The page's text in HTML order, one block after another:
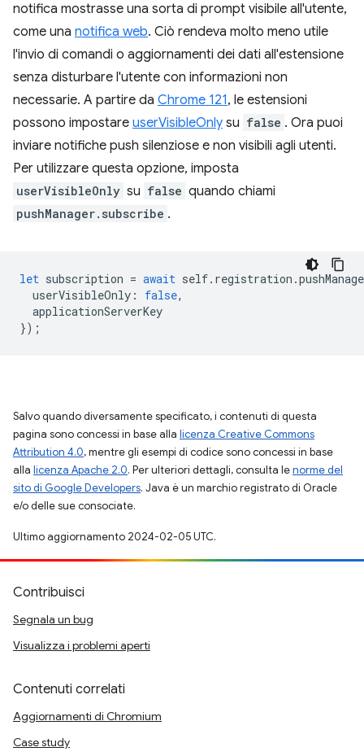
notifica mostrasse una sorta di prompt visibile all'utente,
come una notifica web. Ciò rendeva molto meno utile
l'invio di comandi o aggiornamenti dei dati all'estensione
senza disturbare l'utente con informazioni non
necessarie. A partire da Chrome 121, le estensioni
possono impostare userVisibleOnly su false . Ora puoi
inviare notifiche push silenziose e non visibili agli utenti.
Per utilizzare questa opzione, imposta
userVisibleOnly su false quando chiami
pushManager.subscribe .
let subscription = await self. registration .
userVisibleOnly : false,
applicationServerKey
});
Salvo quando diversamente specificato, i contenuti di questa
pagina sono concessi in base alla licenza Creative Commons
Attribution 4.0, mentre gli esempi di codice sono concessi in base
alla licenza Apache 2.0. Per ulteriori dettagli, consulta lenorme del
sito di Google Developers. Java è un marchio registrato di Oracle
e/o delle sue consociate.
Ultimo aggiornamento 2024-02-05 UTC.
Contribuisci
Segnala un bug
Visualizza i problemi aperti
Contenuti correlati
Aggiornamenti di Chromium
Case study